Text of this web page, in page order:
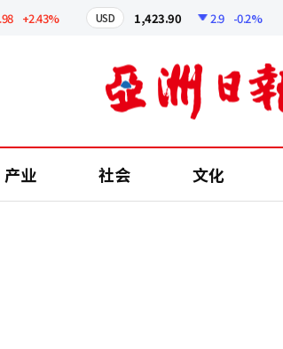
+2.43% USD 1,423.90 2.9 -0.2%
产业 社会 文化